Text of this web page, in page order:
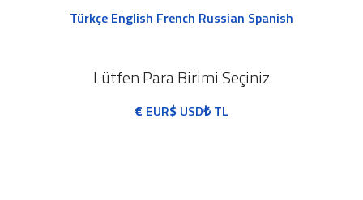
Türkçe English French Russian Spanish
Lütfen Para Birimi Seçiniz
€ EUR$ USD₺TL